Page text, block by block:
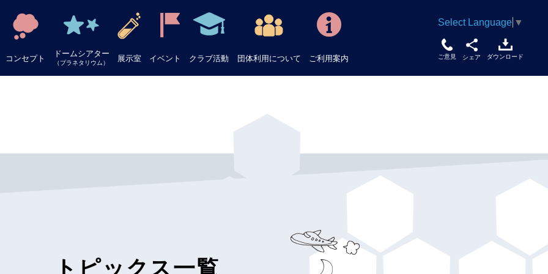
コンセプト
ドームシアター
（プラネタリウム） 展示室 イベント クラブ活動 団体利用について ご利用案内 ご意見 シェア ダウンロード
Select Language ▼
トピックス一覧